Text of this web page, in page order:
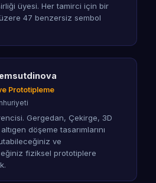
üyesi. Her tamirci için bir
47 benzersiz sembol
Prototipleme
Gergedan, Çekirge, 3D
döşeme tasarımlarını
ve
fiziksel prototiplere